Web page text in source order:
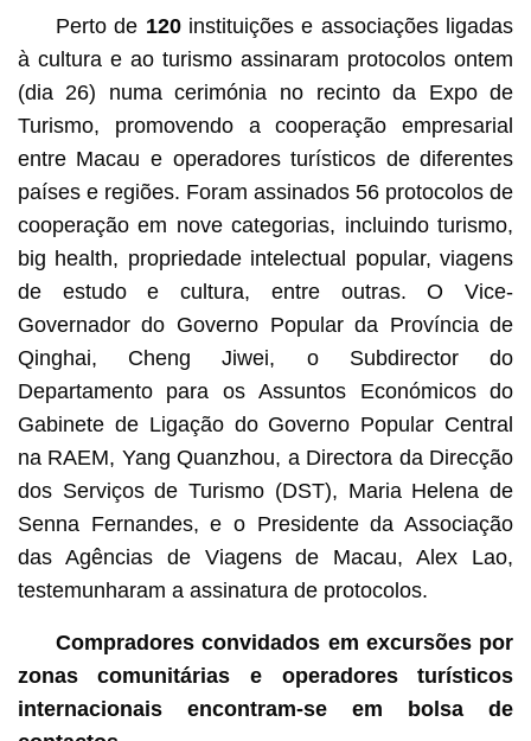
Perto de 120instituições e associações ligadas
à cultura e ao turismo assinaram protocolos ontem
(dia 26) numa cerimónia no recinto da Expo de
Turismo, promovendo a cooperação empresarial
entre Macau e operadores turísticos de diferentes
países e regiões. Foram assinados 56 protocolos de
cooperação em nove categorias, incluindo turismo,
big health, propriedade intelectual popular, viagens
de estudo e cultura, entre outras. O Vice-
Governador do Governo Popular da Província de
Qinghai, Cheng Jiwei, o Subdirector do
Departamento para os Assuntos Económicos do
Gabinete de Ligação do Governo Popular Central
na RAEM, Yang Quanzhou, a Directora da Direcção
dos Serviços de Turismo (DST), Maria Helena de
Senna Fernandes, e o Presidente da Associação
das Agências de Viagens de Macau, Alex Lao,
testemunharam a assinatura de protocolos.
Compradores convidados em excursões por
zonas comunitárias e operadores turísticos
internacionais encontram-se em bolsa de